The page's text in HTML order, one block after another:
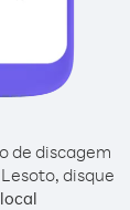
de discagem
disque